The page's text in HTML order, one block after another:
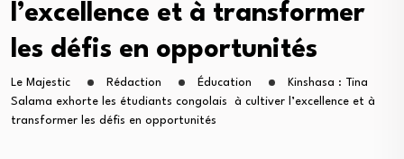
l’excellence et à transformer
les défis en opportunités
Le Majestic Rédaction Éducation
Kinshasa : Tina
Salama exhorte les étudiants congolais à cultiver l’excellence et à
transformer les défis en opportunités